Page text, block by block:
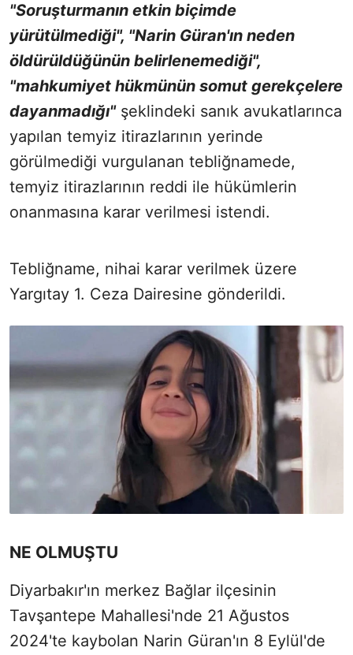
"Soruşturmanın etkin biçimde
yürütülmediği", "Narin Güran'ın neden
öldürüldüğünün belirlenemediği",
"mahkumiyet hükmünün somut gerekçelere
dayanmadığı"şeklindeki sanık avukatlarınca
yapılan temyiz itirazlarının yerinde
görülmediği vurgulanan tebliğnamede,
temyiz itirazlarının reddi ile hükümlerin
onanmasına karar verilmesi istendi.
Tebliğname, nihai karar verilmek üzere
Yargıtay 1. Ceza Dairesine gönderildi.
NE OLMUŞTU
Diyarbakır'ın merkez Bağlar ilçesinin
Tavşantepe Mahallesi'nde 21 Ağustos
2024'te kaybolan Narin Güran'ın 8 Eylül'de